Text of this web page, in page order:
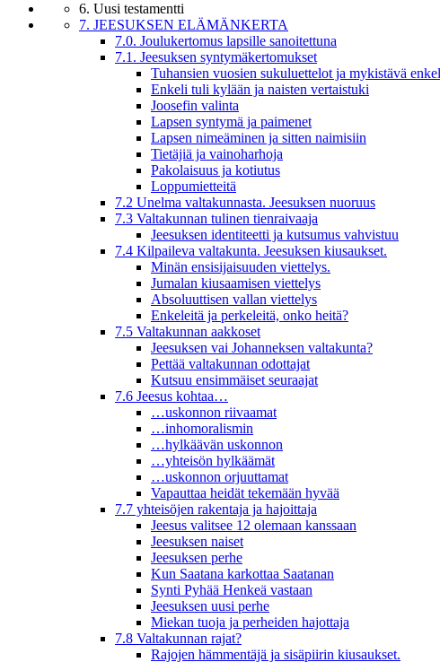
6. Uusi testamentti
7. JEESUKSEN ELÄMÄNKERTA
7.0. Joulukertomus lapsille sanoitettuna
7.1. Jeesuksen syntymäkertomukset
Tuhansien vuosien sukuluettelot ja mykistävä
Enkeli tuli kylään ja naisten vertaistuki
Joosefin valinta
Lapsen syntymä ja paimenet
Lapsen nimeäminen ja sitten naimisiin
Tietäjiä ja vainoharhoja
Pakolaisuus ja kotiutus
Loppumietteitä
7.2 Unelma valtakunnasta. Jeesuksen nuoruus
7.3 Valtakunnan tulinen tienraivaaja
Jeesuksen identiteetti ja kutsumus vahvistuu
7.4 Kilpaileva valtakunta. Jeesuksen kiusaukset.
Minän ensisijaisuuden viettelys.
Jumalan kiusaamisen viettelys
Absoluuttisen vallan viettelys
Enkeleitä ja perkeleitä, onko heitä?
7.5 Valtakunnan aakkoset
Jeesuksen vai Johanneksen valtakunta?
Pettää valtakunnan odottajat
Kutsuu ensimmäiset seuraajat
7.6 Jeesus kohtaa…
…uskonnon riivaamat
…inhomoralismin
…hylkäävän uskonnon
…yhteisön hylkäämät
…uskonnon orjuuttamat
Vapauttaa heidät tekemään hyvää
7.7 yhteisöjen rakentaja ja hajoittaja
Jeesus valitsee 12 olemaan kanssaan
Jeesuksen naiset
Jeesuksen perhe
Kun Saatana karkottaa Saatanan
Synti Pyhää Henkeä vastaan
Jeesuksen uusi perhe
Miekan tuoja ja perheiden hajottaja
7.8 Valtakunnan rajat?
Rajojen hämmentäjä ja sisäpiirin kiusaukset.